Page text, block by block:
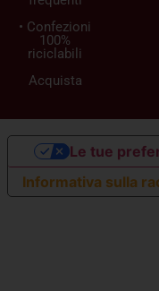
• Confezioni
100%
riciclabili
Acquista
Informativa sulla
Le tue